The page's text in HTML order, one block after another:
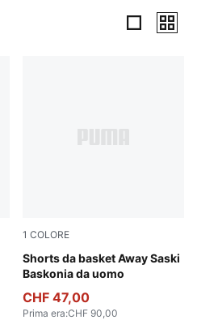
1 COLORE
Shorts da basket Away Saski
Baskonia da uomo
Puma White
CHF 47,00
Prima era:CHF 90,00